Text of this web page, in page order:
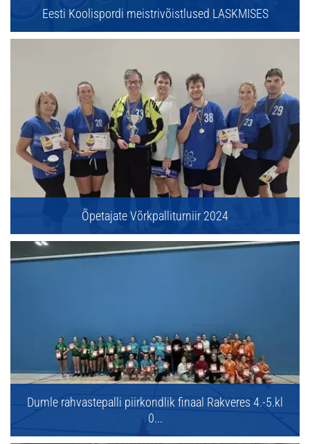
Eesti Koolispordi meistrivõistlused LASKMISES
Õpetajate Võrkpalliturniir 2024
Dumle rahvastepalli piirkondlik finaal Rakveres 4.-5.kl
0...